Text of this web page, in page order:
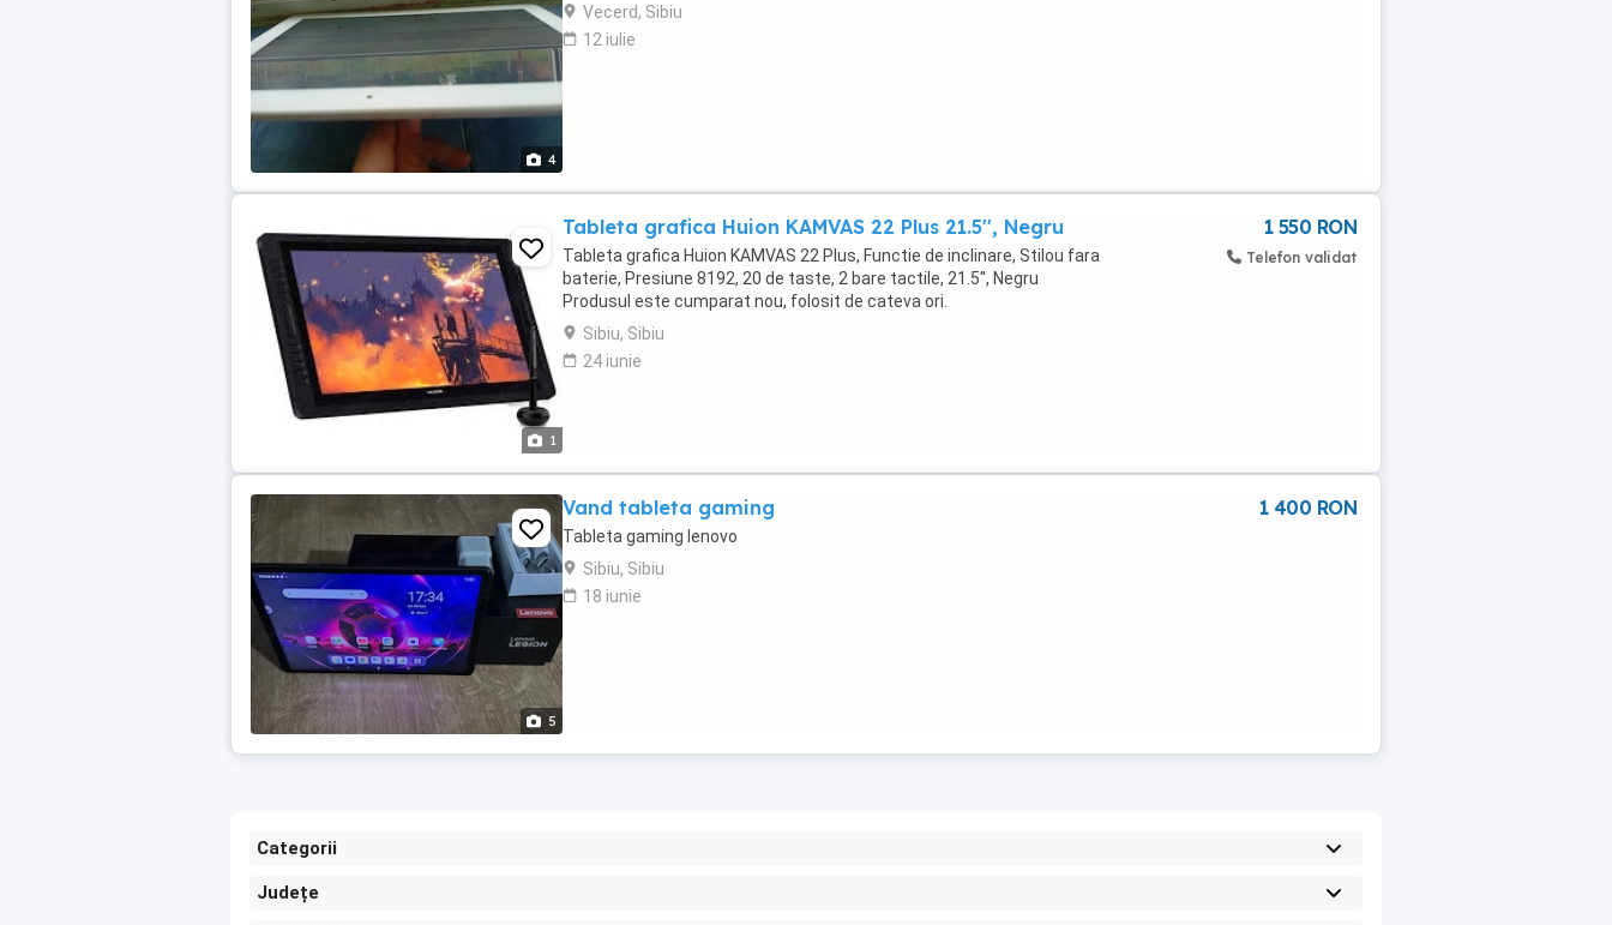
4
Vecerd, Sibiu
12 iulie
1
Tableta grafica Huion KAMVAS 22 Plus 21.5'', Negru
Tableta grafica Huion KAMVAS 22 Plus, Functie de inclinare, Stilou fara
baterie, Presiune 8192, 20 de taste, 2 bare tactile, 21.5'', Negru
Produsul este cumparat nou, folosit de cateva ori.
Sibiu, Sibiu
24 iunie
1 550 RON
Telefon validat
5
Vand tableta gaming
Tableta gaming lenovo
Sibiu, Sibiu
18 iunie
1 400 RON
Categorii
Județe